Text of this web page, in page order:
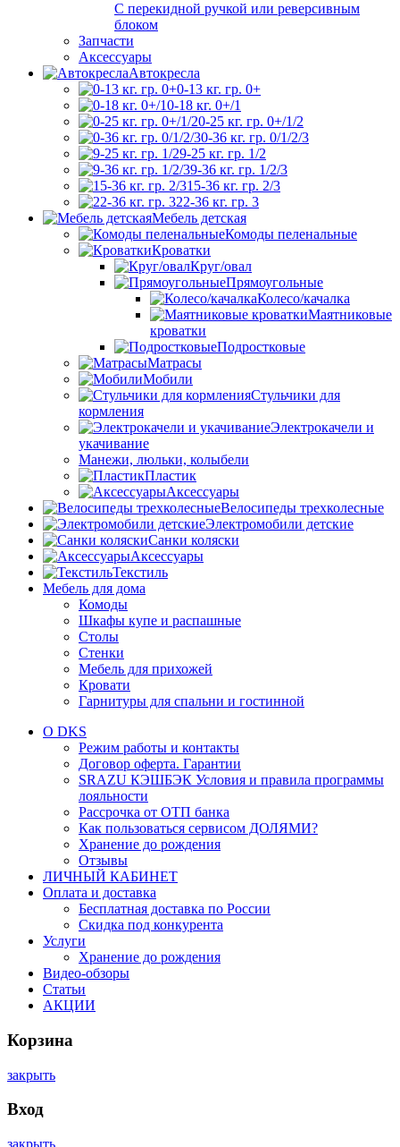
С перекидной ручкой или реверсивным
блоком
Запчасти
Аксессуары
Автокресла
0-13 кг. гр. 0+
0-18 кг. 0+/1
0-25 кг. гр. 0+/1/2
0-36 кг. гр. 0/1/2/3
9-25 кг. гр. 1/2
9-36 кг. гр. 1/2/3
15-36 кг. гр. 2/3
22-36 кг. гр. 3
Мебель детская
Комоды пеленальные
Кроватки
Круг/овал
Прямоугольные
Колесо/качалка
Маятниковые
кроватки
Подростковые
Матрасы
Мобили
Стульчики для
кормления
Электрокачели и
укачивание
Манежи, люльки, колыбели
Пластик
Аксессуары
Велосипеды трехколесные
Электромобили детские
Санки коляски
Аксессуары
Текстиль
Мебель для дома
Комоды
Шкафы купе и распашные
Столы
Стенки
Мебель для прихожей
Кровати
Гарнитуры для спальни и гостинной
О DKS
Режим работы и контакты
Договор оферта. Гарантии
SRAZU КЭШБЭК Условия и правила программы
лояльности
Рассрочка от ОТП банка
Как пользоваться сервисом ДОЛЯМИ?
Хранение до рождения
Отзывы
ЛИЧНЫЙ КАБИНЕТ
Оплата и доставка
Бесплатная доставка по России
Скидка под конкурента
Услуги
Хранение до рождения
Видео-обзоры
Статьи
АКЦИИ
Корзина
закрыть
Вход